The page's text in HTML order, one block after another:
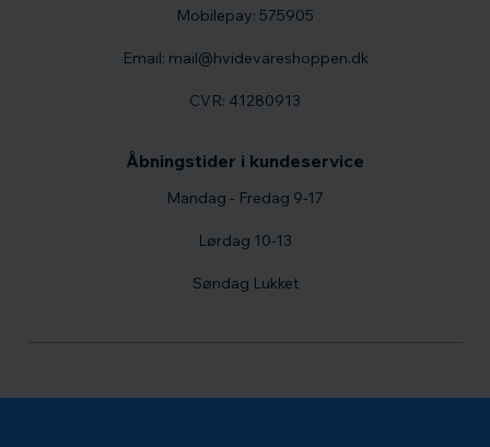
Mobilepay: 575905
Email: mail@hvidevareshoppen.dk
CVR: 41280913
Åbningstider i kundeservice
Mandag - Fredag 9-17
Lørdag 10-13
Søndag Lukket